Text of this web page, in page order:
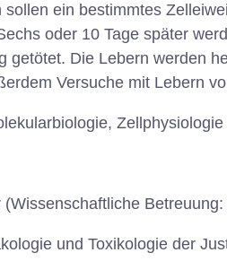
ein bestimmtes
oder 10 Tage später
getötet. Die Lebern werden
Versuche mit Lebern
Zellphysiologie
und Toxikologie der